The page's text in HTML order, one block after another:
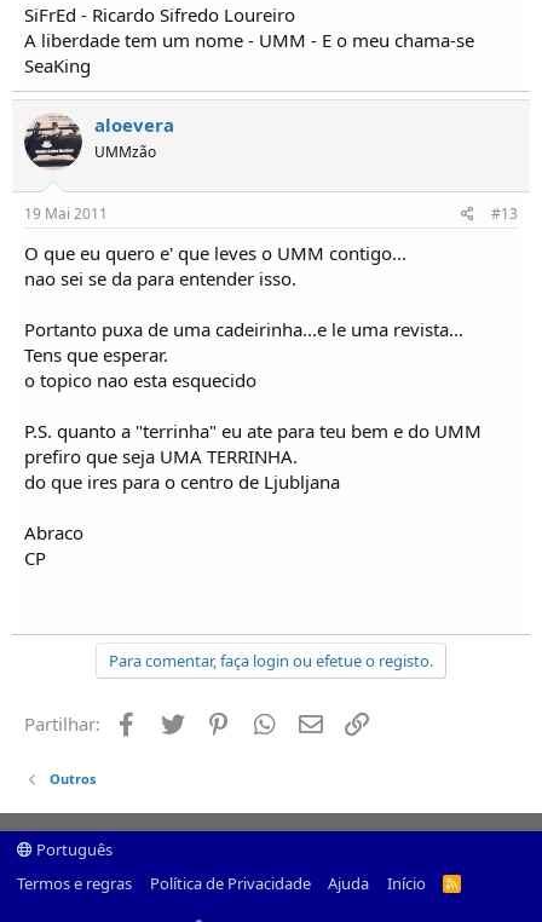
SiFrEd - Ricardo Sifredo Loureiro
A liberdade tem um nome - UMM - E o meu chama-se
SeaKing
aloevera
UMMzão
19 Mai 2011 #13
O que eu quero e' que leves o UMM contigo...
nao sei se da para entender isso.
Portanto puxa de uma cadeirinha...e le uma revista...
Tens que esperar.
o topico nao esta esquecido
P.S. quanto a "terrinha" eu ate para teu bem e do UMM
prefiro que seja UMA TERRINHA.
do que ires para o centro de Ljubljana
Abraco
CP
Para comentar, faça login ou efetue o registo.
Partilhar: Facebook
Twitter PinterestWhatsapp
Email
Outros
Português
Termos e regras
Política de Privacidade Ajuda Início
R